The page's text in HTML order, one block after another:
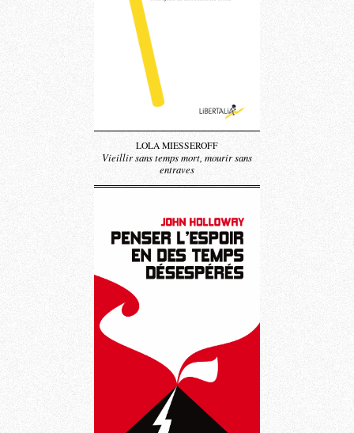
LOLA MIESSEROFF
Vieillir sans temps mort, mourir sans
entraves